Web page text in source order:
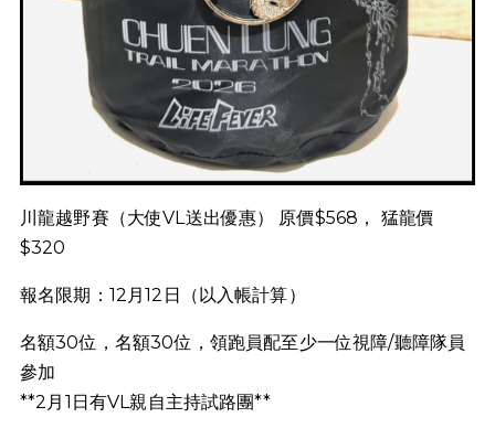
川龍越野賽（大使VL送出優惠） 原價$568， 猛龍價
$320
報名限期：12月12日（以入帳計算）
名額30位，名額30位，領跑員配至少一位視障/聽障隊員
參加
**2月1日有VL親自主持試路團**